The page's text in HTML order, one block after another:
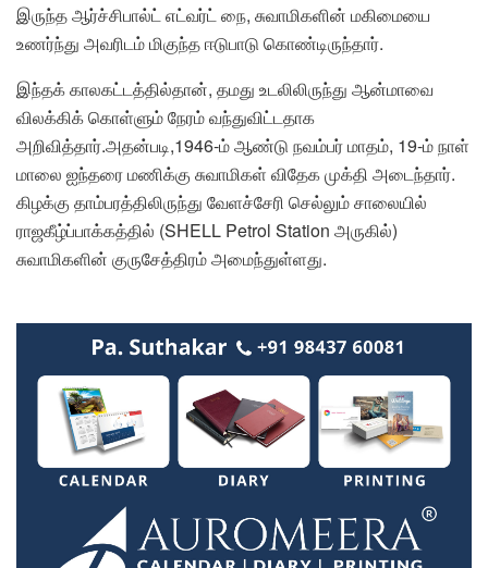
இருந்த ஆர்ச்சிபால்ட் எட்வர்ட் நை, சுவாமிகளின் மகிமையை
உணர்ந்து அவரிடம் மிகுந்த ஈடுபாடு கொண்டிருந்தார்.
இந்தக் காலகட்டத்தில்தான், தமது உடலிலிருந்து ஆன்மாவை
விலக்கிக் கொள்ளும் நேரம் வந்துவிட்டதாக
அறிவித்தார்.அதன்படி,1946-ம் ஆண்டு நவம்பர் மாதம், 19-ம் நாள்
மாலை ஐந்தரை மணிக்கு சுவாமிகள் விதேக முக்தி அடைந்தார்.
கிழக்கு தாம்பரத்திலிருந்து வேளச்சேரி செல்லும் சாலையில்
ராஜகீழ்ப்பாக்கத்தில் (SHELL Petrol Station அருகில்)
சுவாமிகளின் குருசேத்திரம் அமைந்துள்ளது.